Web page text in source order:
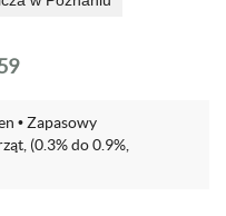
• Zapasowy
(0.3% do 0.9%,